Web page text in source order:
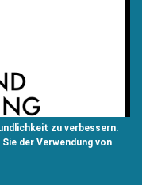
zu verbessern.
der Verwendung von